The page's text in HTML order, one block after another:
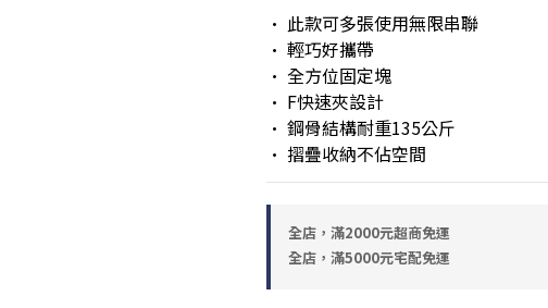
• 此款可多張使用無限串聯
• 輕巧好攜帶
• 全方位固定塊
• F快速夾設計
• 鋼骨結構耐重135公斤
• 摺疊收納不佔空間
全店，滿2000元超商免運
全店，滿5000元宅配免運